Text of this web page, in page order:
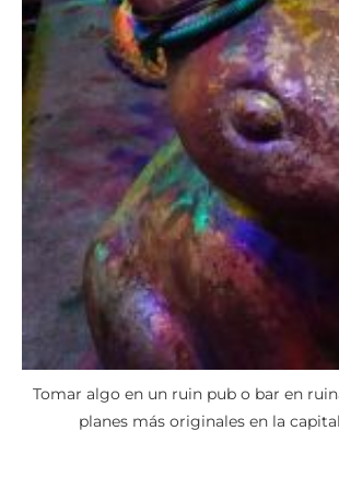
Tomar algo en un ruin pub o bar en
planes más originales en la